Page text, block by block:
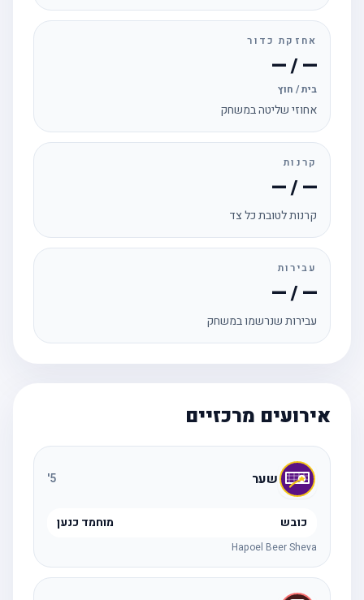
אחזקת כדור
— / —
בית / חוץ
אחוזי שליטה במשחק
קרנות
— / —
קרנות לטובת כל צד
עבירות
— / —
עבירות שנרשמו במשחק
אירועים מרכזיים
שער
כובש מוחמד כנען
Hapoel Beer Sheva